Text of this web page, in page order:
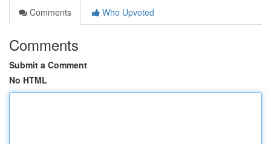
Comments
Who Upvoted
Comments
Submit a Comment
No HTML